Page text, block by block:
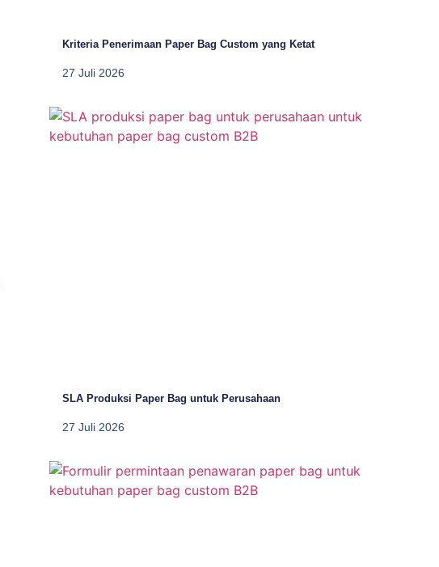
Kriteria Penerimaan Paper Bag Custom yang Ketat
27 Juli 2026
SLA Produksi Paper Bag untuk Perusahaan
27 Juli 2026